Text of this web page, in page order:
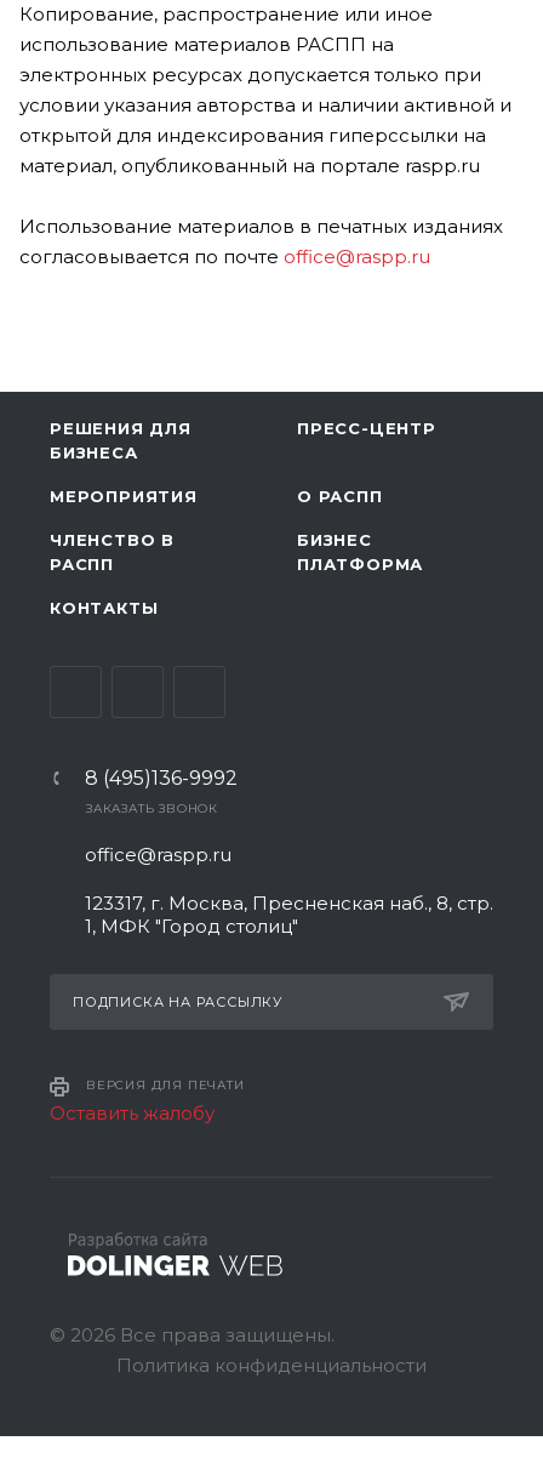
Копирование, распространение или иное
использование материалов РАСПП на
электронных ресурсах допускается только при
условии указания авторства и наличии активной и
открытой для индексирования гиперссылки на
материал, опубликованный на портале raspp.ru
Использование материалов в печатных изданиях
согласовывается по почте office@raspp.ru
РЕШЕНИЯ ДЛЯ
БИЗНЕСА
ПРЕСС-ЦЕНТР
МЕРОПРИЯТИЯ О РАСПП
ЧЛЕНСТВО В
РАСПП
БИЗНЕС
ПЛАТФОРМА
КОНТАКТЫ
8 (495)136-9992
ЗАКАЗАТЬ ЗВОНОК
office@raspp.ru
123317, г. Москва, Пресненская наб., 8, стр.
1, МФК "Город столиц"
ПОДПИСКА НА РАССЫЛКУ
ВЕРСИЯ ДЛЯ ПЕЧАТИ
Оставить жалобу
© 2026 Все права защищены.
Политика конфиденциальности